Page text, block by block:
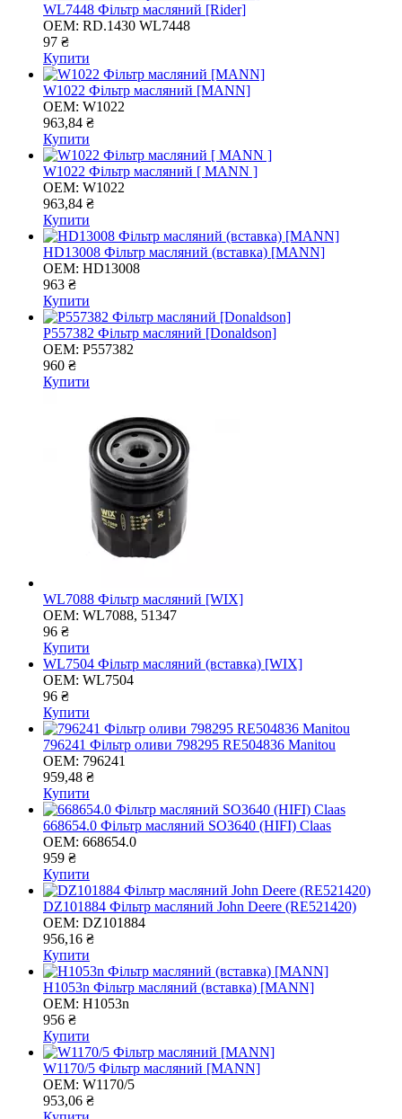
WL7448 Фільтр масляний [Rider]
OEM: RD.1430 WL7448
97 ₴
Купити
W1022 Фільтр масляний [MANN]
OEM: W1022
963,84 ₴
Купити
W1022 Фільтр масляний [ MANN ]
OEM: W1022
963,84 ₴
Купити
HD13008 Фільтр масляний (вставка) [MANN]
OEM: HD13008
963 ₴
Купити
P557382 Фільтр масляний [Donaldson]
OEM: P557382
960 ₴
Купити
WL7088 Фільтр масляний [WIX]
OEM: WL7088, 51347
96 ₴
Купити
WL7504 Фільтр масляний (вставка) [WIX]
OEM: WL7504
96 ₴
Купити
796241 Фільтр оливи 798295 RE504836 Manitou
OEM: 796241
959,48 ₴
Купити
668654.0 Фільтр масляний SO3640 (HІFІ) Claas
OEM: 668654.0
959 ₴
Купити
DZ101884 Фільтр масляний John Deere (RE521420)
OEM: DZ101884
956,16 ₴
Купити
H1053n Фільтр масляний (вставка) [MANN]
OEM: H1053n
956 ₴
Купити
W1170/5 Фільтр масляний [MANN]
OEM: W1170/5
953,06 ₴